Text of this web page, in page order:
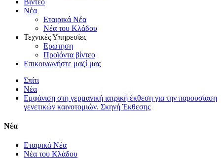
Νέα
Εταιρικά Νέα
Νέα του Κλάδου
Τεχνικές Υπηρεσίες
Ερώτηση
Προϊόντα βίντεο
Επικοινωνήστε μαζί μας
Σπίτι
Νέα
Εμφάνιση στη γερμανική ιατρική έκθεση για την παρουσίαση
γενετικών καινοτομιών. Σκηνή Έκθεσης
Νέα
Εταιρικά Νέα
Νέα του Κλάδου